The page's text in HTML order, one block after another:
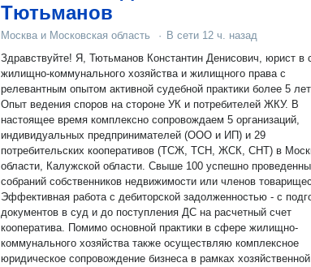
Тютьманов
Москва и Московская область · В сети 12 ч. назад
Здравствуйте! Я, Тютьманов Константин Денисович, юрист в
жилищно-коммунального хозяйства и жилищного права с
релевантным опытом активной судебной практики более 5
Опыт ведения споров на стороне УК и потребителей ЖКУ. В
настоящее время комплексно сопровождаем 5 организаций,
индивидуальных предпринимателей (ООО и ИП) и 29
потребительских кооперативов (ТСЖ, ТСН, ЖСК, СНТ) в
области, Калужской области. Свыше 100 успешно
собраний собственников недвижимости или членов
Эффективная работа с дебиторской задолженностью - с
документов в суд и до поступления ДС на расчетный счет
кооператива. Помимо основной практики в сфере жилищно-
коммунального хозяйства также осуществляю комплексное
юридическое сопровождение бизнеса в рамках